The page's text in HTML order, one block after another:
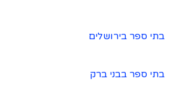
בתי ספר בירושלים
בתי ספר בבני ברק